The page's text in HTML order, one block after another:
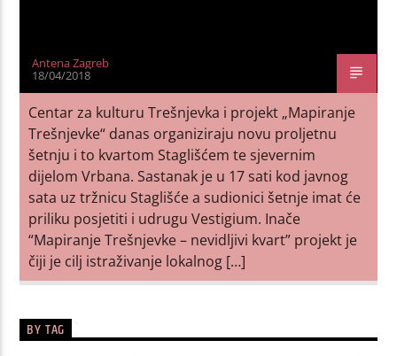
Antena Zagreb
18/04/2018
Centar za kulturu Trešnjevka i projekt „Mapiranje
Trešnjevke“ danas organiziraju novu proljetnu
šetnju i to kvartom Staglišćem te sjevernim
dijelom Vrbana. Sastanak je u 17 sati kod javnog
sata uz tržnicu Staglišće a sudionici šetnje imat će
priliku posjetiti i udrugu Vestigium. Inače
“Mapiranje Trešnjevke – nevidljivi kvart” projekt je
čiji je cilj istraživanje lokalnog […]
BY TAG